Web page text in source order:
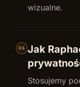
wizualne.
06 Jak
Stosujemy